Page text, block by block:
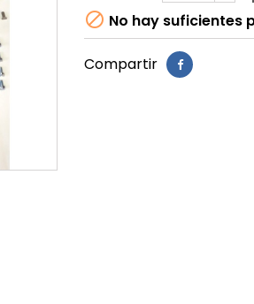
 No hay suficientes
Compartir